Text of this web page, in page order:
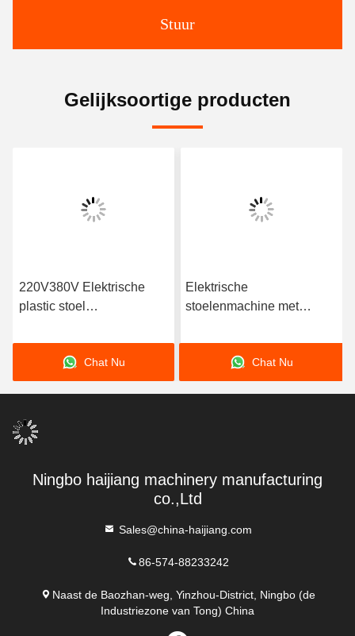
Stuur
Gelijksoortige producten
220V380V Elektrische
plastic stoel
schroefdiameter 25-80
mm die een consistente
stoelproductie garandeert
Chat Nu
Elektrische
stoelenmachine met
MPa, ontworpen voor
stoelenproductieprocessen
in fabrieken
Chat Nu
Ningbo haijiang machinery manufacturing
co.,Ltd
Sales@china-haijiang.com
86-574-88233242
Naast de Baozhan-weg, Yinzhou-District, Ningbo (de
Industriezone van Tong) China